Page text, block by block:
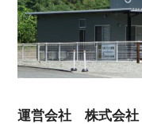
運営会社 株式会社